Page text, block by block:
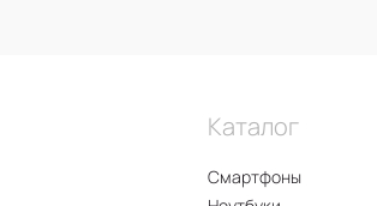
Каталог
Смартфоны